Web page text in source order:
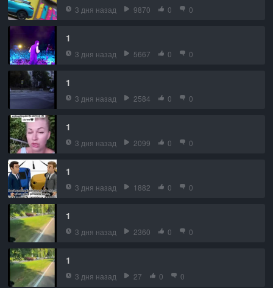
3 дня назад 9870 0 0
1
3 дня назад 5667 0 0
1
3 дня назад 2584 0 0
1
3 дня назад 2099 0 0
1
3 дня назад 1882 0 0
1
3 дня назад 2360 0 0
1
3 дня назад 27 0 0